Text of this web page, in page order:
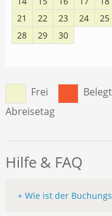
21
22 23 24 25
28
29 30
Frei Belegt
Abreisetag
Hilfe & FAQ
+ Wie ist der